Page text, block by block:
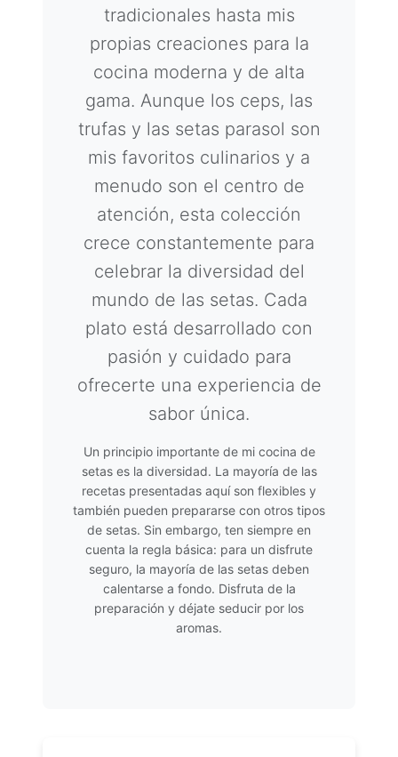
tradicionales hasta mis
propias creaciones para la
cocina moderna y de alta
gama. Aunque los ceps, las
trufas y las setas parasol son
mis favoritos culinarios y a
menudo son el centro de
atención, esta colección
crece constantemente para
celebrar la diversidad del
mundo de las setas. Cada
plato está desarrollado con
pasión y cuidado para
ofrecerte una experiencia de
sabor única.
Un principio importante de mi cocina de
setas es la diversidad. La mayoría de las
recetas presentadas aquí son flexibles y
también pueden prepararse con otros tipos
de setas. Sin embargo, ten siempre en
cuenta la regla básica: para un disfrute
seguro, la mayoría de las setas deben
calentarse a fondo. Disfruta de la
preparación y déjate seducir por los
aromas.